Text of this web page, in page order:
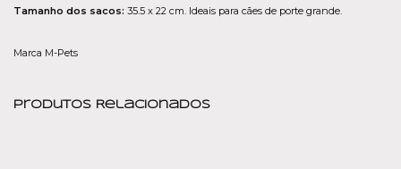
Tamanho dos sacos: 35.5 x 22 cm. Ideais para cães de porte grande.
Marca M-Pets
Produtos Relacionados